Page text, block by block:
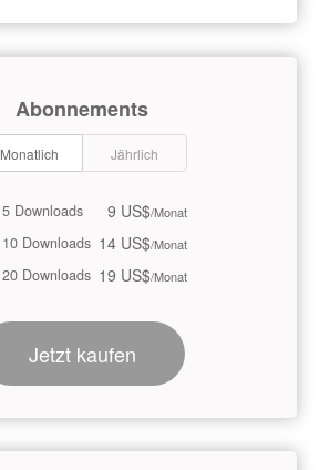
Abonnements
Monatlich Jährlich
5 Downloads 9 US$/Monat
10 Downloads 14 US$/Monat
20 Downloads 19 US$/Monat
Jetzt kaufen